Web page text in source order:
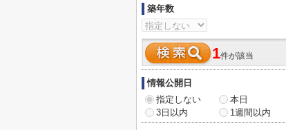
築年数
1件が該当
情報公開日
指定しない
本日
3日以内
1週間以内